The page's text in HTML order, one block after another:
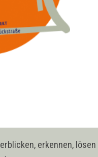
erblicken, erkennen, lösen